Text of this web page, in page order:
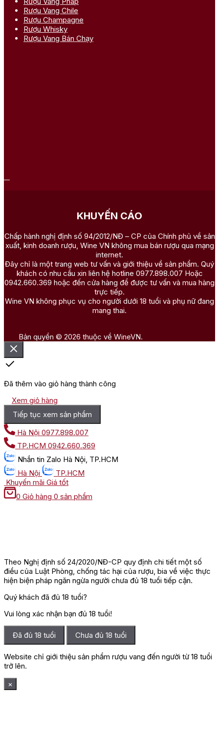
Rượu Vang Chile
Rượu Champagne
Rượu Whisky
Rượu Vang Bán Chạy
KHUYẾN CÁO
Chấp hành nghị định số 94/2012/NĐ – CP của Chính phủ về sản
xuất, kinh doanh rượu, Wine VN không mua bán rượu qua mạng
internet.
Đây chỉ là một trang web tư vấn và giới thiệu về sản phẩm. Quý
khách có nhu cầu xin liên hệ hotline 0977.898.007 Hoặc
0942.660.369 hoặc đến cửa hàng để được tư vấn và mua hàng
trực tiếp.
Wine VN không phục vụ cho người dưới 18 tuổi và phụ nữ đang
mang thai.
Bản quyền © 2026 thuộc về WineVN.
Đã thêm vào giỏ hàng thành công
Xem giỏ hàng
Tiếp tục xem sản phẩm
Hà Nội 0977.898.007
TP.HCM 0942.660.369
Nhắn tin Zalo Hà Nội, TP.HCM
Hà Nội
TP.HCM
Khuyến mãi Giá tốt
0 Giỏ hàng 0 sản phẩm
Theo Nghị định số 24/2020/NĐ-CP quy định chi tiết một số
điều của Luật Phòng, chống tác hại của rượu, bia về việc thực
hiện biện pháp ngăn ngừa người chưa đủ 18 tuổi tiếp cận.
Quý khách đã đủ 18 tuổi?
Vui lòng xác nhận bạn đủ 18 tuổi!
Đã đủ 18 tuổi Chưa đủ 18 tuổi
Website chỉ giới thiệu sản phẩm rượu vang đến người từ 18 tuổi
trở lên.
×